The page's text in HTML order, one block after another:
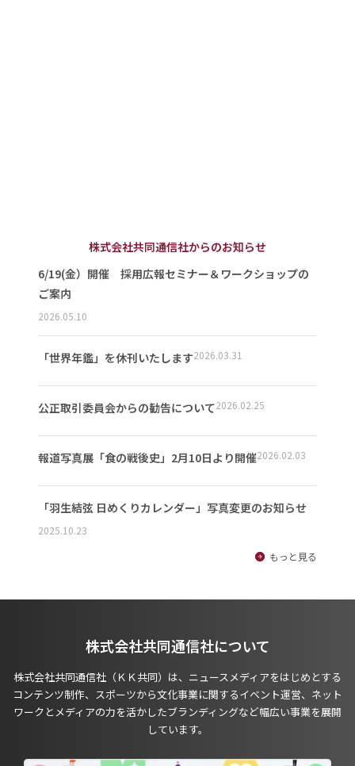
株式会社共同通信社からのお知らせ
6/19(金）開催 採用広報セミナー＆ワークショップの
ご案内
2026.05.10
「世界年鑑」を休刊いたします2026.03.31
公正取引委員会からの勧告について2026.02.25
報道写真展「食の戦後史」2月10日より開催2026.02.03
「羽生結弦 日めくりカレンダー」写真変更のお知らせ
2025.10.23
もっと見る
株式会社共同通信社について
株式会社共同通信社（ＫＫ共同）は、ニュースメディアをはじめとする
コンテンツ制作、スポーツから文化事業に関するイベント運営、ネット
ワークとメディアの力を活かしたブランディングなど幅広い事業を展開
しています。